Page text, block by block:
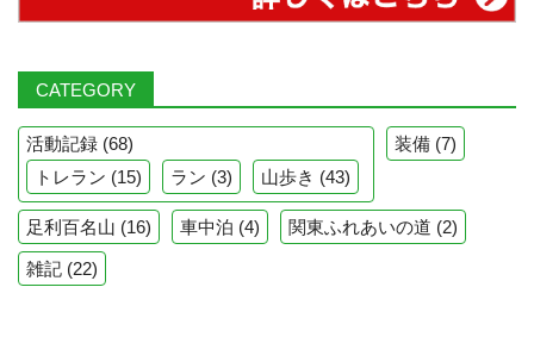
CATEGORY
活動記録 (68)
トレラン (15) ラン (3) 山歩き (43)
装備 (7)
足利百名山 (16) 車中泊 (4) 関東ふれあいの道 (2)
雑記 (22)